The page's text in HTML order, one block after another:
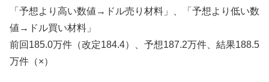
「予想より高い数値→ドル売り材料」、「予想より低い数
値→ドル買い材料」
前回185.0万件（改定184.4）、予想187.2万件、結果188.5
万件（×）